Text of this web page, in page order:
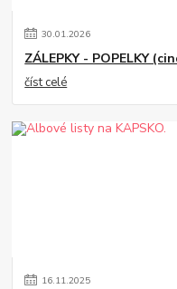
30.01.2026
ZÁLEPKY - POPELKY
číst celé
16.11.2025